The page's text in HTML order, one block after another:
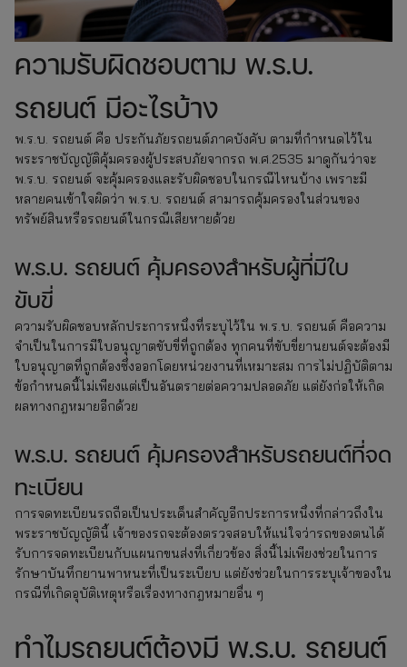
ความรับผิดชอบตาม พ.ร.บ.
รถยนต์ มีอะไรบ้าง
พ.ร.บ. รถยนต์ คือ ประกันภัยรถยนต์ภาคบังคับ ตามที่กำหนดไว้ใน
พระราชบัญญัติคุ้มครองผู้ประสบภัยจากรถ พ.ศ.2535 มาดูกันว่าจะ
พ.ร.บ. รถยนต์ จะคุ้มครองและรับผิดชอบในกรณีไหนบ้าง เพราะมี
หลายคนเข้าใจผิดว่า พ.ร.บ. รถยนต์ สามารถคุ้มครองในส่วนของ
ทรัพย์สินหรือรถยนต์ในกรณีเสียหายด้วย
พ.ร.บ. รถยนต์ คุ้มครองสำหรับผู้ที่มีใบ
ขับขี่
ความรับผิดชอบหลักประการหนึ่งที่ระบุไว้ใน พ.ร.บ. รถยนต์ คือความ
จำเป็นในการมีใบอนุญาตขับขี่ที่ถูกต้อง ทุกคนที่ขับขี่ยานยนต์จะต้องมี
ใบอนุญาตที่ถูกต้องซึ่งออกโดยหน่วยงานที่เหมาะสม การไม่ปฏิบัติตาม
ข้อกำหนดนี้ไม่เพียงแต่เป็นอันตรายต่อความปลอดภัย แต่ยังก่อให้เกิด
ผลทางกฎหมายอีกด้วย
พ.ร.บ. รถยนต์ คุ้มครองสำหรับรถยนต์ที่จด
ทะเบียน
การจดทะเบียนรถถือเป็นประเด็นสำคัญอีกประการหนึ่งที่กล่าวถึงใน
พระราชบัญญัตินี้ เจ้าของรถจะต้องตรวจสอบให้แน่ใจว่ารถของตนได้
รับการจดทะเบียนกับแผนกขนส่งที่เกี่ยวข้อง สิ่งนี้ไม่เพียงช่วยในการ
รักษาบันทึกยานพาหนะที่เป็นระเบียบ แต่ยังช่วยในการระบุเจ้าของใน
กรณีที่เกิดอุบัติเหตุหรือเรื่องทางกฎหมายอื่น ๆ
ทำไมรถยนต์ต้องมี พ.ร.บ. รถยนต์